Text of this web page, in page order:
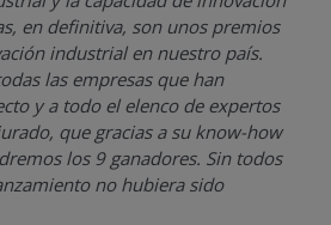
en definitiva, son unos premios
industrial en nuestro país.
las empresas que han
y a todo el elenco de expertos
que gracias a su know-how
los 9 ganadores. Sin todos
no hubiera sido